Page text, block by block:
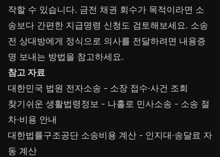
작할 수 있습니다. 금전 채권 회수가 목적이라면 소
송보다 간편한 지급명령 신청도 검토해보세요. 소송
전 상대방에게 정식으로 의사를 전달하려면 내용증
명 보내는 방법을 참고하세요.
참고 자료
대한민국 법원 전자소송 - 소장 접수·사건 조회
찾기쉬운 생활법령정보 - 나홀로 민사소송 - 소송 절
차·비용 안내
대한법률구조공단 소송비용 계산 - 인지대·송달료 자
동 계산